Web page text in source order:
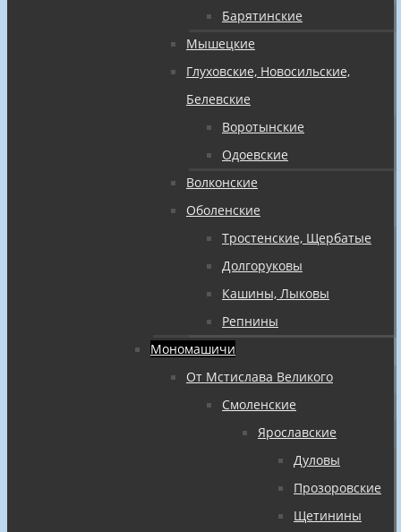
Барятинские
Мышецкие
Глуховские, Новосильские,
Белевские
Воротынские
Одоевские
Волконские
Оболенские
Тростенские, Щербатые
Долгоруковы
Кашины, Лыковы
Репнины
Мономашичи
От Мстислава Великого
Смоленские
Ярославские
Дуловы
Прозоровские
Щетинины